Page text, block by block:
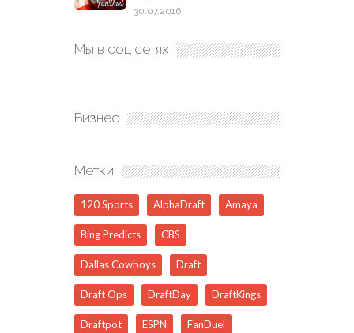
30.07.2016
Мы в соц сетях
Бизнес
Метки
120 Sports AlphaDraft Amaya
Bing Predicts CBS
Dallas Cowboys Draft
Draft Ops DraftDay DraftKings
Draftpot ESPN FanDuel